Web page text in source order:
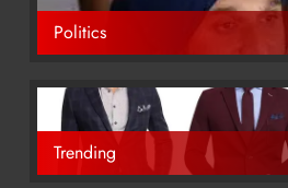
Politics
Trending